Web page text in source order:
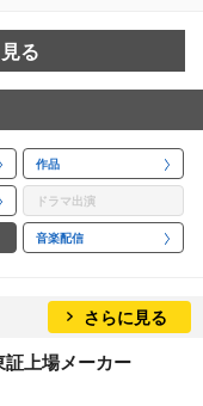
る
作品
ドラマ出演
音楽配信
さらに見る
証上場メーカー